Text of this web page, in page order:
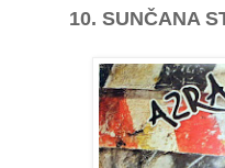
10. SUNČANA